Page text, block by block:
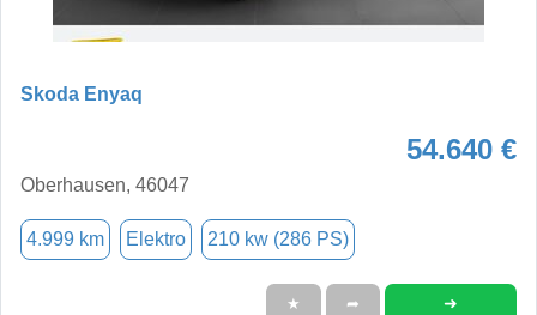
Skoda Enyaq
54.640 €
Oberhausen, 46047
4.999 km Elektro 210 kw (286 PS)
★ ➦ ➜